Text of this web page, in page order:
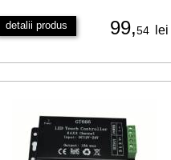
detalii produs 99,54 lei